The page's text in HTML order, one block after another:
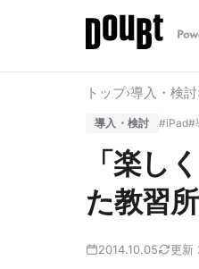
トップ›導入・検討
導入・検討 #iPad#
「楽し
た教習
2014.10.05 更新